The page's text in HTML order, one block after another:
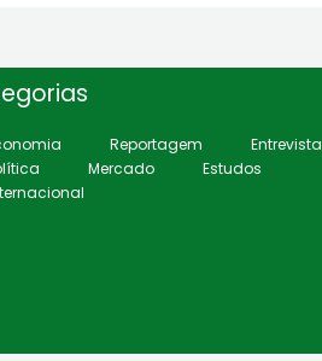
Reportagem
Entrevista
Mercado
Estudos